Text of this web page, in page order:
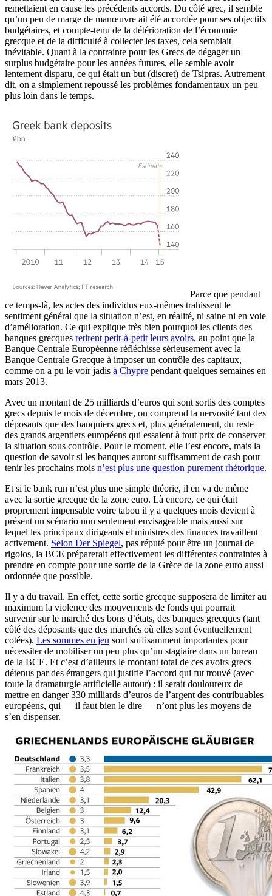
remettaient en cause les précédents accords. Du côté grec, il semble
qu’un peu de marge de manœuvre ait été accordée pour ses objectifs
budgétaires, et compte-tenu de la détérioration de l’économie
grecque et de la difficulté à collecter les taxes, cela semblait
inévitable. Quant à la contrainte pour les Grecs de dégager un
surplus budgétaire pour les années futures, elle semble avoir
lentement disparu, ce qui était un but (discret) de Tsipras. Autrement
dit, on a simplement repoussé les problèmes fondamentaux un peu
plus loin dans le temps.
Parce que pendant
ce temps-là, les actes des individus eux-mêmes trahissent le
sentiment général que la situation n’est, en réalité, ni saine ni en voie
d’amélioration. Ce qui explique très bien pourquoi les clients des
banques grecques retirent petit-à-petit leurs avoirs, au point que la
Banque Centrale Européenne réfléchisse sérieusement avec la
Banque Centrale Grecque à imposer un contrôle des capitaux,
comme on a pu le voir jadis à Chypre pendant quelques semaines en
mars 2013.
Avec un montant de 25 milliards d’euros qui sont sortis des comptes
grecs depuis le mois de décembre, on comprend la nervosité tant des
déposants que des banquiers grecs et, plus généralement, du reste
des grands argentiers européens qui essaient à tout prix de conserver
la situation sous contrôle. Pour le moment, elle l’est encore, mais la
question de savoir si les banques auront suffisamment de cash pour
tenir les prochains mois n’est plus une question purement rhétorique.
Et si le bank run n’est plus une simple théorie, il en va de même
avec la sortie grecque de la zone euro. Là encore, ce qui était
proprement impensable voire tabou il y a quelques mois devient à
présent un scénario non seulement envisageable mais aussi sur
lequel les principaux dirigeants et ministres des finances travaillent
activement. Selon Der Spiegel, pas réputé pour être un journal de
rigolos, la BCE préparerait effectivement les différentes contraintes à
prendre en compte pour une sortie de la Grèce de la zone euro aussi
ordonnée que possible.
Il y a du travail. En effet, cette sortie grecque supposera de limiter au
maximum la violence des mouvements de fonds qui pourrait
survenir sur le marché des bons d’états, des banques grecques (tant
côté des déposants que des marchés où elles sont éventuellement
cotées). Les sommes en jeu sont suffisamment importantes pour
nécessiter de mobiliser un peu plus qu’un stagiaire dans un bureau
de la BCE. Et c’est d’ailleurs le montant total de ces avoirs grecs
détenus par des étrangers qui justifie l’accord qui fut trouvé (avec
toute la dramaturgie artificielle autour) : il serait douloureux de
mettre en danger 330 milliards d’euros de l’argent des contribuables
européens, qui — il faut bien le dire — n’ont plus les moyens de
s’en dispenser.